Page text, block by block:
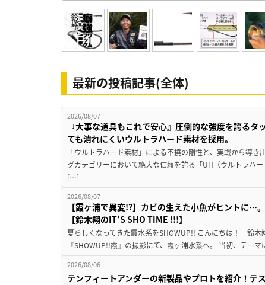
最新の投稿記事(全体)
2026/08/07
『大事な道具もこれで安心』圧倒的な強度を誇る
ても潰れにくいウルトラハード素材を採用。
「ウルトラハード素材」による不撓の剛性と、実戦から導
グカテゴリーにおいて絶大な信頼を誇る「UH（ウルトラハ
[…]
2026/08/07
【霞ヶ浦で異変!?】カビの生えた小魚がヒントに…
【鈴木翔のIT’S SHO TIME !!!】
夏らしくなってきた霞水系をSHOWUP!! こんにちは！ 鈴木
『SHOWUP!!霞』の撮影にて、霞ヶ浦水系へ。 当初、テー
2026/08/06
テンフィートアンダーの新製品やプロトを紹介！テ